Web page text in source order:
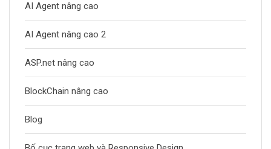
AI Agent nâng cao
AI Agent nâng cao 2
ASP.net nâng cao
BlockChain nâng cao
Blog